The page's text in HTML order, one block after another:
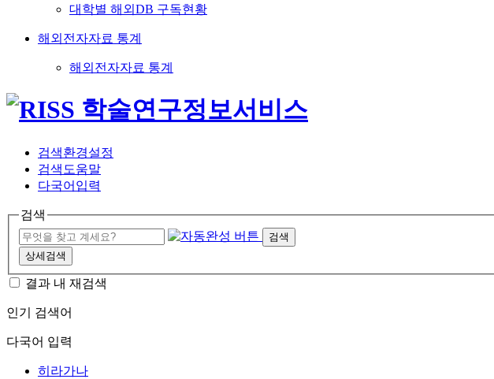
대학별 해외DB 구독현황
해외전자자료 통계
해외전자자료 통계
검색환경설정
검색도움말
다국어입력
검색
검색
상세검색
결과 내 재검색
인기 검색어
다국어 입력
히라가나